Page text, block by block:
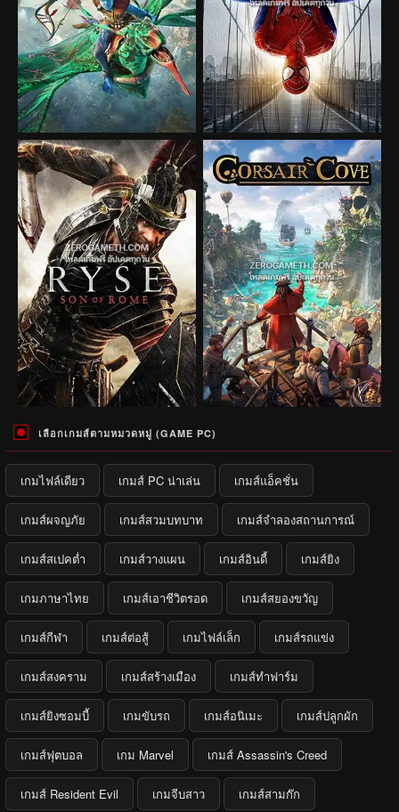
เลือกเกมส์ตามหมวดหมู่ (GAME PC)
เกมไฟล์เดียว เกมส์ PC น่าเล่น เกมส์แอ็คชั่น
เกมส์ผจญภัย เกมส์สวมบทบาท เกมส์จำลองสถานการณ์
เกมส์สเปคต่ำ เกมส์วางแผน เกมส์อินดี้ เกมส์ยิง
เกมภาษาไทย เกมส์เอาชีวิตรอด เกมส์สยองขวัญ
เกมส์กีฬา เกมส์ต่อสู้ เกมไฟล์เล็ก เกมส์รถแข่ง
เกมส์สงคราม เกมส์สร้างเมือง เกมส์ทำฟาร์ม
เกมส์ยิงซอมบี้ เกมขับรถ เกมส์อนิเมะ เกมส์ปลูกผัก
เกมส์ฟุตบอล เกม Marvel เกมส์ Assassin's Creed
เกมส์ Resident Evil เกมจีบสาว เกมส์สามก๊ก